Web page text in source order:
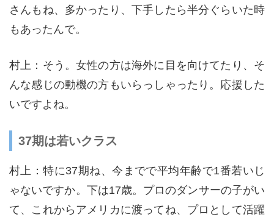
さんもね、多かったり、下手したら半分ぐらいた時
もあったんで。
村上：そう。女性の方は海外に目を向けてたり、そ
んな感じの動機の方もいらっしゃったり。応援した
いですよね。
37期は若いクラス
村上：特に37期ね、今までで平均年齢で1番若いじ
ゃないですか。下は17歳。プロのダンサーの子がい
て、これからアメリカに渡ってね、プロとして活躍